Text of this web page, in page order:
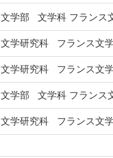
文学部 文学科 フランス
文学研究科 フランス文
文学研究科 フランス文
文学部 文学科 フランス
文学研究科 フランス文